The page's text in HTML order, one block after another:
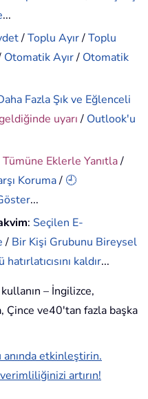
...
/Toplu Ayır/Toplu
Otomatik Ayır/ Otomatik
Fazla Şık ve Eğlenceli
uyarı/ Outlook'u
Tümüne Eklerle Yanıtla/
Koruma/ 🕘
...
: Seçilen E-
/ Bir Kişi Grubunu Bireysel
kaldır...
– İngilizce,
Çince ve40'tan fazla başka
etkinleştirin.
artırın!